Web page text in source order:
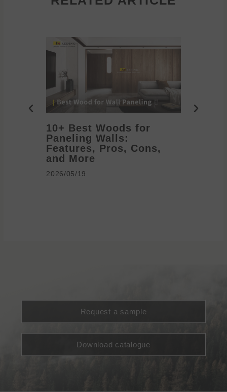
10+ Best Woods for
Paneling Walls:
Features, Pros, Cons,
and More
2026/05/19
Request a sample
Download catalogue